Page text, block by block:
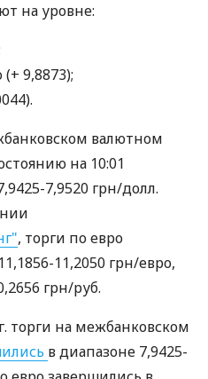
на уровне:
(+ 9,8873);
валютном
на 10:01
7,9520 грн/долл.
, торги по евро
11,2050 грн/евро,
грн/руб.
торги на межбанковском
в диапазоне 7,9425-